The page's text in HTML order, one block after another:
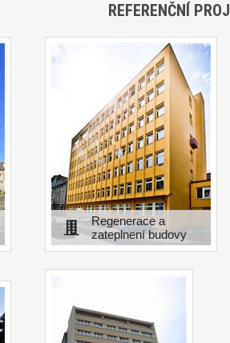
REFERENČNÍ
Regenerace a
zateplnení budovy